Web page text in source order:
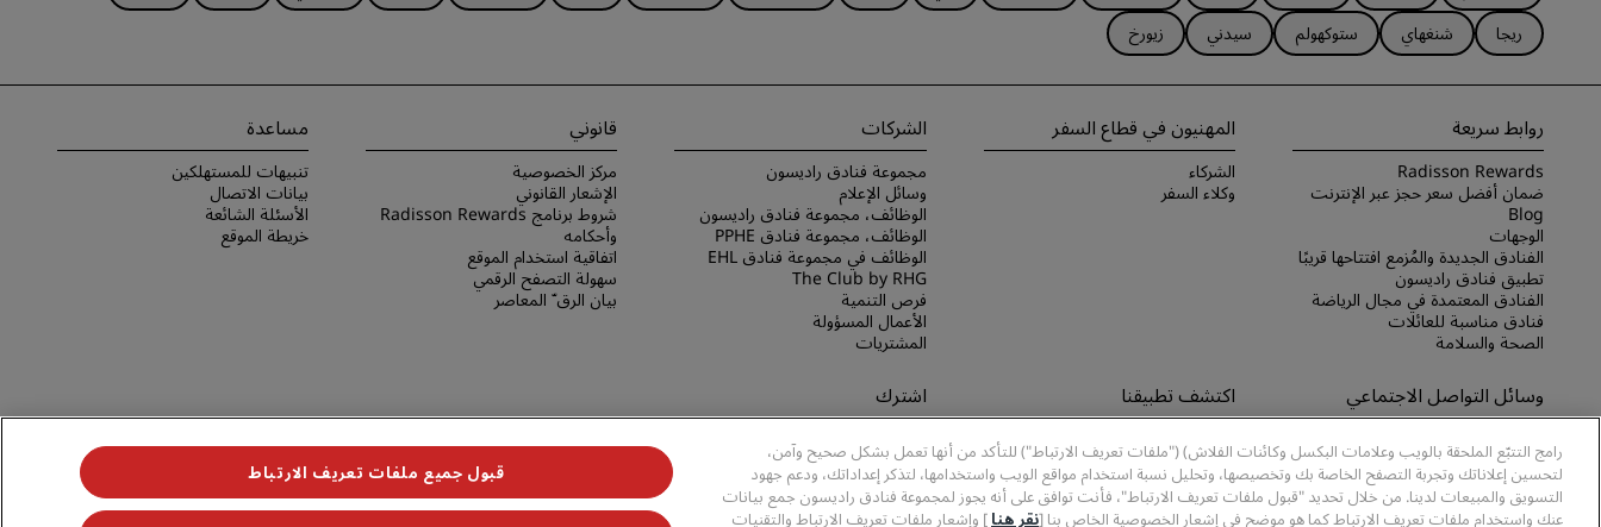
ريجا
شنغهاي ستوكهولم سيدني زيورخ
روابط سريعة
Radisson Rewards
ضمان أفضل سعر حجز عبر الإنترنت
Blog
الوجهات
الفنادق الجديدة والمُزمع افتتاحها قريبًا
تطبيق فنادق راديسون
الفنادق المعتمدة في مجال الرياضة
فنادق مناسبة للعائلات
الصحة والسلامة
المهنيون في قطاع السفر
الشركاء
وكلاء السفر
الشركات
مجموعة فنادق راديسون
وسائل الإعلام
الوظائف، مجموعة فنادق راديسون
الوظائف، مجموعة فنادق PPHE
الوظائف في مجموعة فنادق EHL
The Club by RHG
فرص التنمية
الأعمال المسؤولة
المشتريات
قانوني
مركز الخصوصية
الإشعار القانوني
شروط برنامج Radisson Rewards
وأحكامه
اتفاقية استخدام الموقع
سهولة التصفح الرقمي
بيان الرق ّ المعاصر
مساعدة
تنبيهات للمستهلكين
بيانات الاتصال
الأسئلة الشائعة
خريطة الموقع
وسائل التواصل الاجتماعي اكتشف تطبيقنا اشترك
لا تفوّت فرصة الحصول على أفضل
عروضنا
رامج التتبّع الملحقة بالويب وعلامات البكسل وكائنات الفلاش) ("ملفات تعريف الارتباط") للتأكد من أنها تعمل بشكل صحيح وآمن،
لتحسين إعلاناتك وتجربة التصفح الخاصة بك وتخصيصها، وتحليل نسبة استخدام مواقع الويب واستخدامها، لتذكر إعداداتك، ودعم جهود
التسويق والمبيعات لدينا. من خلال تحديد "قبول ملفات تعريف الارتباط"، فأنت توافق على أنه يجوز لمجموعة فنادق راديسون جمع بيانات
عنك واستخدام ملفات تعريف الارتباط كما هو موضح في إشعار الخصوصية الخاص بنا [نقر هنا ] وإشعار ملفات تعريف الارتباط والتقنيات
قبول جميع ملفات تعريف الارتباط